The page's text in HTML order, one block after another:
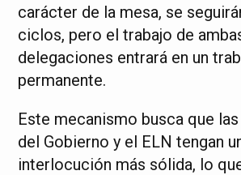
carácter de la mesa, se
ciclos, pero el trabajo de
delegaciones entrará en un
permanente.
Este mecanismo busca que
del Gobierno y el ELN tengan
interlocución más sólida, lo